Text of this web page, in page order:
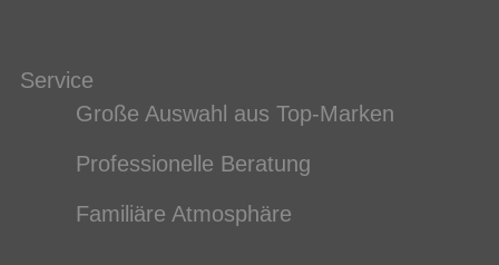
Service
Große Auswahl aus Top-Marken
Professionelle Beratung
Familiäre Atmosphäre